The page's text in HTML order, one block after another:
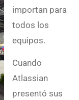
importan para
todos los
equipos.
Cuando
Atlassian
presentó sus